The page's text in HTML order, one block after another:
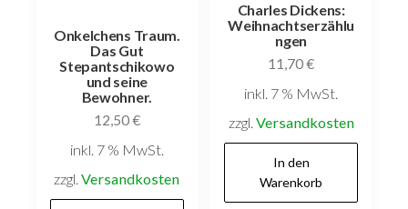
Onkelchens Traum.
Das Gut
Stepantschikowo
und seine
Bewohner.
12,50€
inkl. 7 % MwSt.
zzgl.Versandkosten
Charles Dickens:
Weihnachtserzählu
ngen
11,70€
inkl. 7 % MwSt.
zzgl. Versandkosten
In den
Warenkorb